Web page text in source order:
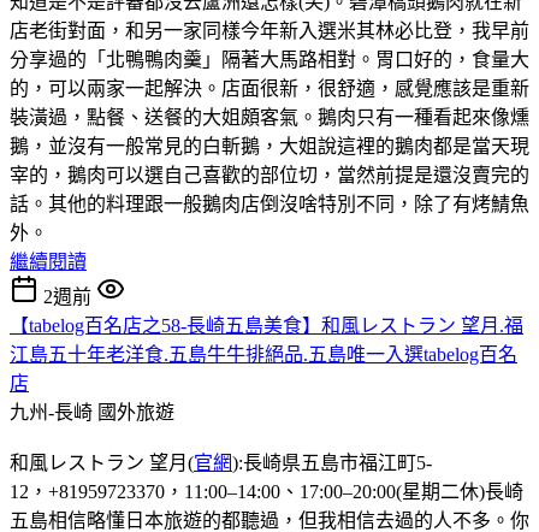
店老街對面，和另一家同樣今年新入選米其林必比登，我早前
分享過的「北鴨鴨肉羹」隔著大馬路相對。胃口好的，食量大
的，可以兩家一起解決。店面很新，很舒適，感覺應該是重新
裝潢過，點餐、送餐的大姐頗客氣。鵝肉只有一種看起來像燻
鵝，並沒有一般常見的白斬鵝，大姐說這裡的鵝肉都是當天現
宰的，鵝肉可以選自己喜歡的部位切，當然前提是還沒賣完的
話。其他的料理跟一般鵝肉店倒沒啥特別不同，除了有烤鯖魚
外。
繼續閱讀
2週前
【tabelog百名店之58-長崎五島美食】和風レストラン 望月.福
江島五十年老洋食.五島牛牛排絕品.五島唯一入選tabelog百名
店
九州-長崎 國外旅遊
和風レストラン 望月(官網):長崎県五島市福江町5-
12，+81959723370，11:00–14:00、17:00–20:00(星期二休)長崎
五島相信略懂日本旅遊的都聽過，但我相信去過的人不多。你